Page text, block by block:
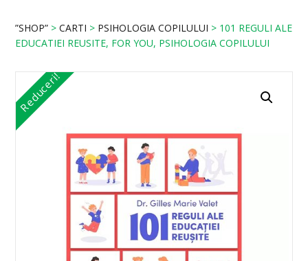
”SHOP” >CARTI > PSIHOLOGIA COPILULUI > 101 REGULI ALE
EDUCATIEI REUSITE, FOR YOU, PSIHOLOGIA COPILULUI
Reduceri!